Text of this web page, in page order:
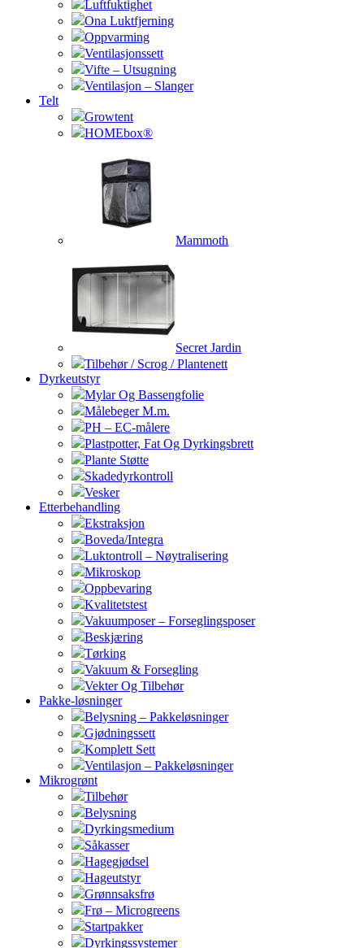
Luftfuktighet
Ona Luktfjerning
Oppvarming
Ventilasjonssett
Vifte – Utsugning
Ventilasjon – Slanger
Telt
Growtent
HOMEbox®
Mammoth
Secret Jardin
Tilbehør / Scrog / Plantenett
Dyrkeutstyr
Mylar Og Bassengfolie
Målebeger M.m.
PH – EC-målere
Plastpotter, Fat Og Dyrkingsbrett
Plante Støtte
Skadedyrkontroll
Vesker
Etterbehandling
Ekstraksjon
Boveda/Integra
Luktontroll – Nøytralisering
Mikroskop
Oppbevaring
Kvalitetstest
Vakuumposer – Forseglingsposer
Beskjæring
Tørking
Vakuum & Forsegling
Vekter Og Tilbehør
Pakke-løsninger
Belysning – Pakkeløsninger
Gjødningssett
Komplett Sett
Ventilasjon – Pakkeløsninger
Mikrogrønt
Tilbehør
Belysning
Dyrkingsmedium
Såkasser
Hagegjødsel
Hageutstyr
Grønnsaksfrø
Frø – Microgreens
Startpakker
Dyrkingssystemer